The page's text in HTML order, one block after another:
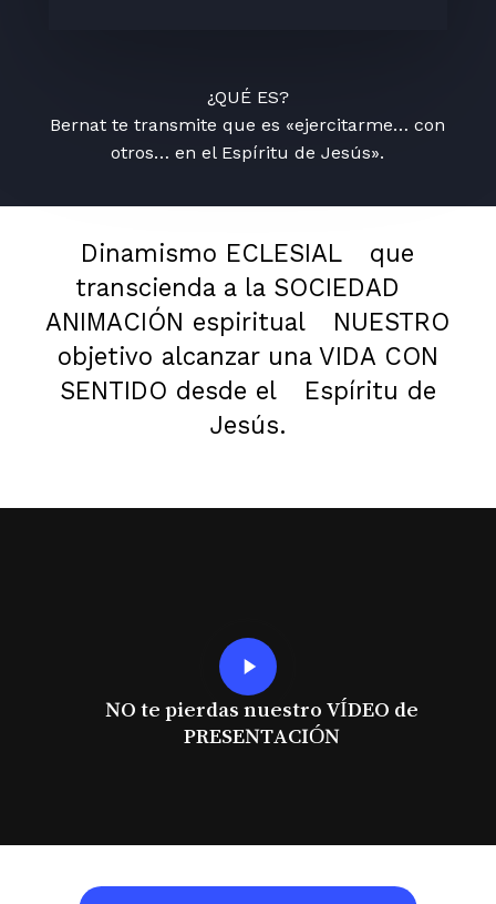
¿QUÉ ES?
Bernat te transmite que es «ejercitarme… con
otros… en el Espíritu de Jesús».
Dinamismo ECLESIAL
que
transcienda a la SOCIEDAD
ANIMACIÓN espiritual
NUESTRO
objetivo alcanzar una VIDA CON
SENTIDO desde el
Espíritu de
Jesús.
Play
Video
NO te pierdas nuestro VÍDEO de
PRESENTACIÓN